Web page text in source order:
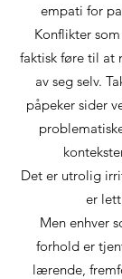
empati for
Konflikter
faktisk føre til at
av seg selv.
påpeker sider
Det er utrolig
er
Men enhver
forhold er
lærende,